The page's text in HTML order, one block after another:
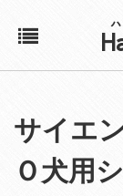
アカウント
カート
サイエ
Ｏ犬用